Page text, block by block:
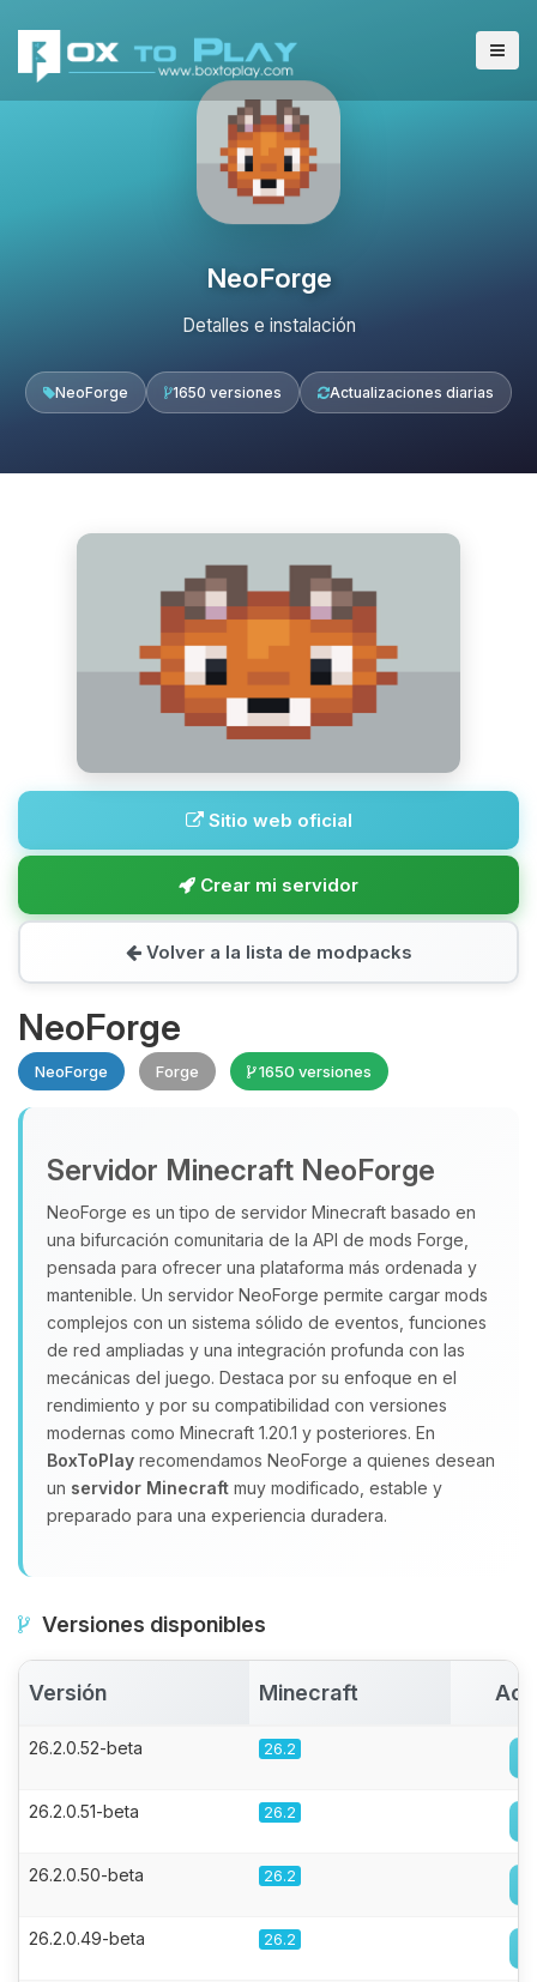
NeoForge
Detalles e instalación
NeoForge 1650 versiones Actualizaciones diarias
Sitio web oficial
Crear mi servidor
Volver a la lista de modpacks
NeoForge
NeoForge Forge 1650 versiones
Servidor Minecraft NeoForge
NeoForge es un tipo de servidor Minecraft basado en
una bifurcación comunitaria de la API de mods Forge,
pensada para ofrecer una plataforma más ordenada y
mantenible. Un servidor NeoForge permite cargar mods
complejos con un sistema sólido de eventos, funciones
de red ampliadas y una integración profunda con las
mecánicas del juego. Destaca por su enfoque en el
rendimiento y por su compatibilidad con versiones
modernas como Minecraft 1.20.1 y posteriores. En
BoxToPlay recomendamos NeoForge a quienes desean
un servidor Minecraft muy modificado, estable y
preparado para una experiencia duradera.
Versiones disponibles
Versión Minecraft
26.2.0.52-beta 26.2
26.2.0.51-beta 26.2
26.2.0.50-beta 26.2
26.2.0.49-beta 26.2
Yupi, por fin alguien con quien
hablar! Soy Choupy, tu pequeno
asistente de BoxToPlay. Cuentame
que necesitas y moveré mis
pequenos circuitos para ayudarte.
08/08/2026 06:45